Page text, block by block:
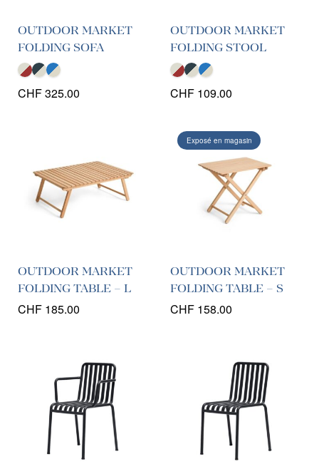
OUTDOOR MARKET
FOLDING SOFA
CHF325.00
OUTDOOR MARKET
FOLDING STOOL
CHF 109.00
OUTDOOR MARKET
FOLDING TABLE – L
CHF 185.00
OUTDOOR MARKET
FOLDING TABLE – S
CHF 158.00
Exposé en magasin